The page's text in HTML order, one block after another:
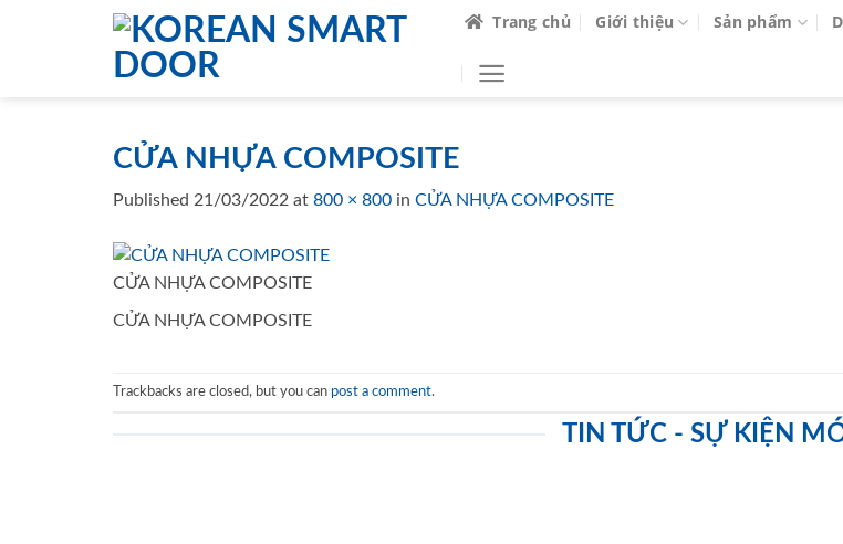
Trang chủ Giới thiệu Sản phẩm
CỬA NHỰA COMPOSITE
Published 21/03/2022 at 800 × 800 in CỬA NHỰA COMPOSITE
CỬA NHỰA COMPOSITE
CỬA NHỰA COMPOSITE
Trackbacks are closed, but you can post a comment.
TIN TỨC - SỰ KIỆN